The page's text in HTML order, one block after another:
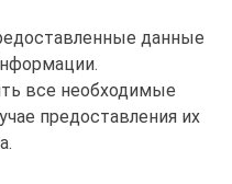
данные
все необходимые
предоставления их